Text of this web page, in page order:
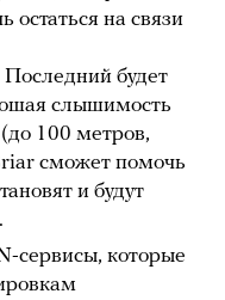
остаться на связи
Последний будет
слышимость
100 метров,
сможет помочь
и будут
сервисы, которые